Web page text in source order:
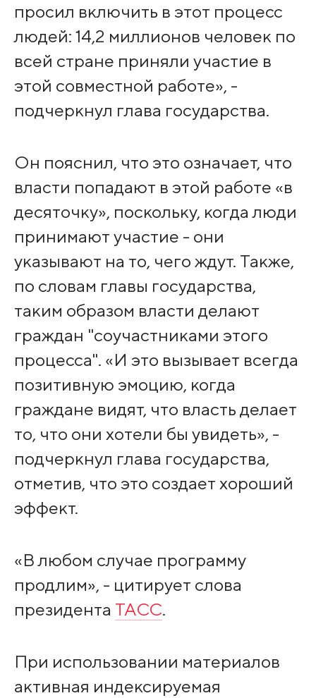
просил включить в этот процесс
людей: 14,2 миллионов человек по
всей стране приняли участие в
этой совместной работе», -
подчеркнул глава государства.
Он пояснил, что это означает, что
власти попадают в этой работе «в
десяточку», поскольку, когда люди
принимают участие - они
указывают на то, чего ждут. Также,
по словам главы государства,
таким образом власти делают
граждан "соучастниками этого
процесса". «И это вызывает всегда
позитивную эмоцию, когда
граждане видят, что власть делает
то, что они хотели бы увидеть», -
подчеркнул глава государства,
отметив, что это создает хороший
эффект.
«В любом случае программу
продлим», - цитирует слова
президента ТАСС.
При использовании материалов
активная индексируемая